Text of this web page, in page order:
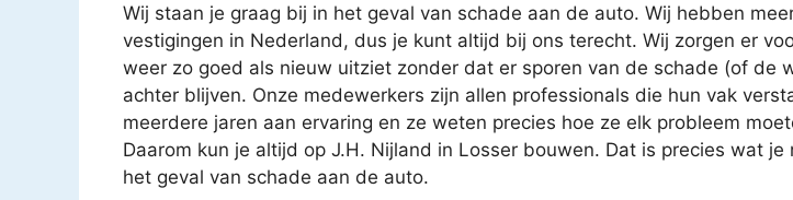
Wij staan je graag bij in het geval van schade aan de auto. Wij hebben
vestigingen in Nederland, dus je kunt altijd bij ons terecht. Wij zorgen er
weer zo goed als nieuw uitziet zonder dat er sporen van de schade (of de
achter blijven. Onze medewerkers zijn allen professionals die hun vak
meerdere jaren aan ervaring en ze weten precies hoe ze elk probleem
Daarom kun je altijd op J.H. Nijland in Losser bouwen. Dat is precies wat je
het geval van schade aan de auto.